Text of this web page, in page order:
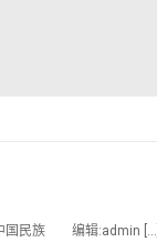
国民族 编辑:admin […]